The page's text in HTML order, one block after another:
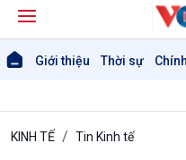
Giới thiệu Thời sự
KINH TẾ Tin Kinh tế